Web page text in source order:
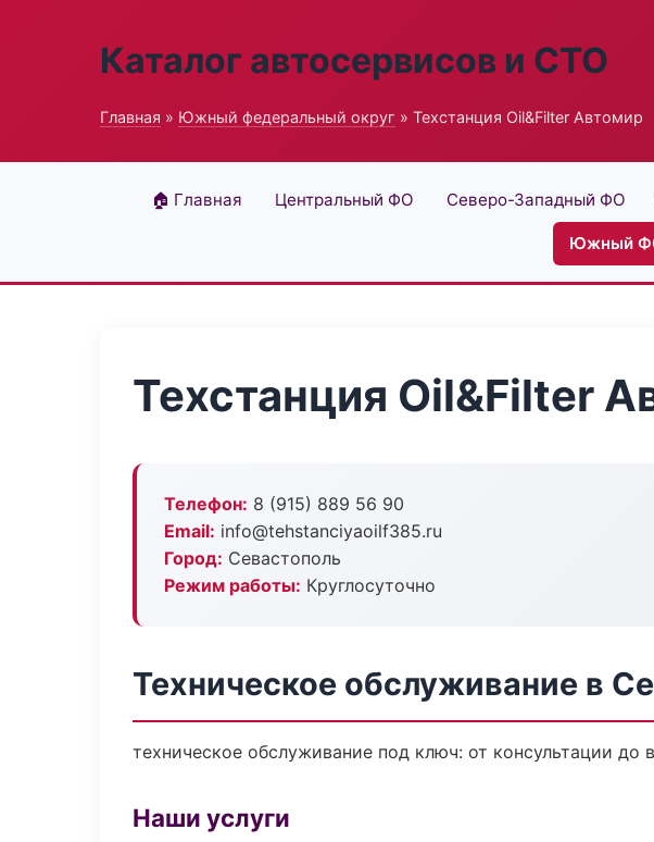
Каталог автосервисов и СТО
Главная » Южный федеральный округ » Техстанция Oil&Filter Автомир
🏠 Главная Центральный ФО Северо-Западный ФО
Южный
Техстанция Oil&Filter
Телефон: 8 (915) 889 56 90
Email: info@tehstanciyaoilf385.ru
Город: Севастополь
Режим работы: Круглосуточно
Техническое обслуживание в
техническое обслуживание под ключ: от консультации
Наши услуги